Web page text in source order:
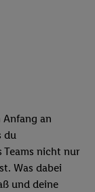
an
du
Teams nicht nur
Was dabei
und deine